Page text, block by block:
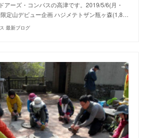
アーズ・コンパスの高津です。2019/5/6(月・
定山デビュー企画 ハジメテトザン瓶ヶ森(1,8…
最新ブログ